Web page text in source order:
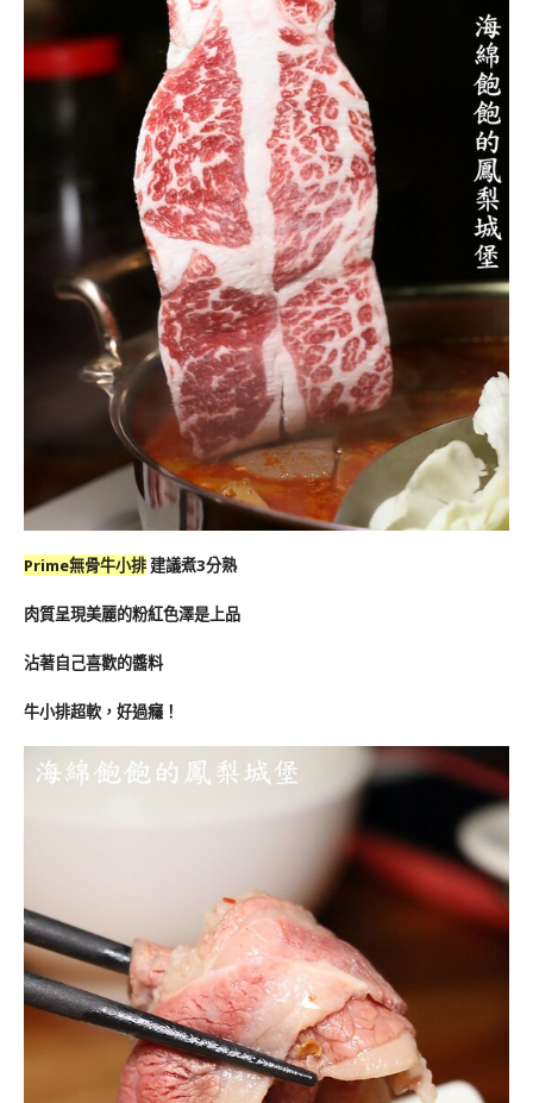
Prime無骨牛小排建議煮3分熟
肉質呈現美麗的粉紅色澤是上品
沾著自己喜歡的醬料
牛小排超軟，好過癮！